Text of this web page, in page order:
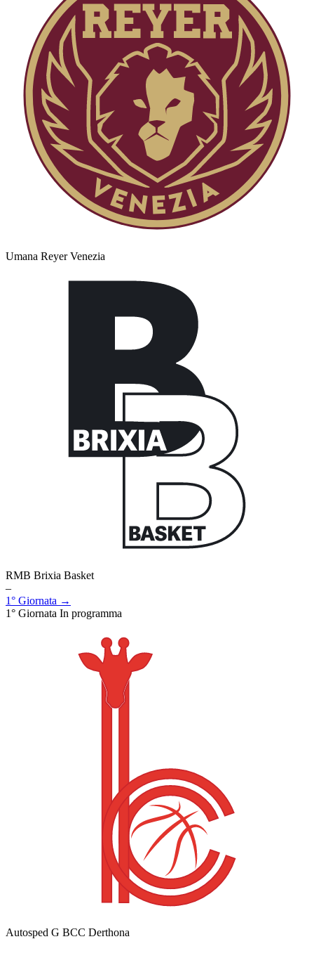
Umana Reyer Venezia
RMB Brixia Basket
–
1° Giornata →
1° Giornata In programma
Autosped G BCC Derthona